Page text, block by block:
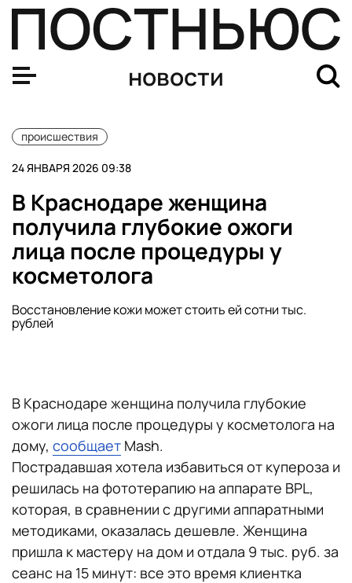
новости
происшествия
24 ЯНВАРЯ 2026 09:38
В Краснодаре женщина
получила глубокие ожоги
лица после процедуры у
косметолога
Восстановление кожи может стоить ей сотни тыс.
рублей
В Краснодаре женщина получила глубокие
ожоги лица после процедуры у косметолога на
дому, сообщает Mash.
Пострадавшая хотела избавиться от купероза и
решилась на фототерапию на аппарате BPL,
которая, в сравнении с другими аппаратными
методиками, оказалась дешевле. Женщина
пришла к мастеру на дом и отдала 9 тыс. руб. за
сеанс на 15 минут: все это время клиентка
Московская УК потеряла 400 тыс. руб. на